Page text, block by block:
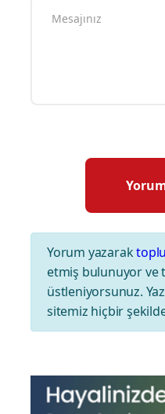
Yorum yazarak
etmiş bulunuyor ve
üstleniyorsunuz.
sitemiz hiçbir